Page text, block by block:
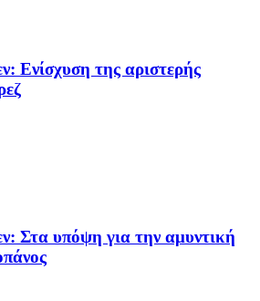
Ενίσχυση της αριστερής
Στα υπόψη για την αμυντική